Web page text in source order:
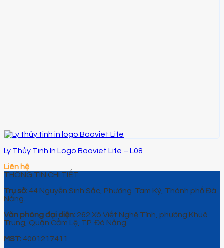
Ly Thủy Tinh In Logo Baoviet Life – L08
Liên hệ
THÔNG TIN CHI TIẾT
Trụ sở: 44 Nguyễn Sinh Sắc, Phường Tam Kỳ, Thành phố Đà
Nẵng.
Văn phòng đại diện: 262 Xô Viết Nghệ Tĩnh, phường Khuê
Trung, Quận Cẩm Lệ, TP. Đà Nẵng.
MST: 4001217411